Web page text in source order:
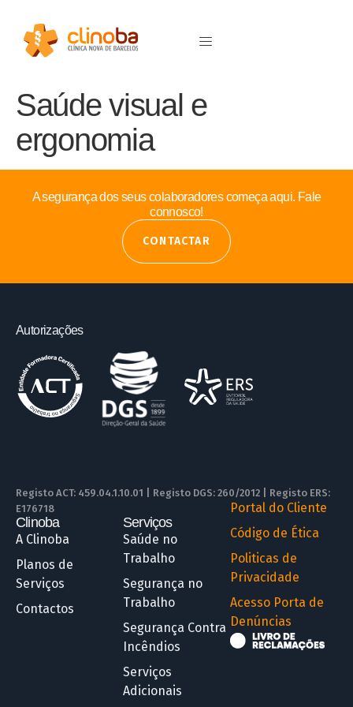
Saúde visual e
ergonomia
A segurança dos seus colaboradores começa aqui. Fale
connosco!
CONTACTAR
Autorizações
Registo ACT: 459.04.1.10.01 | Registo DGS: 260/2012 | Registo ERS:
E176718
Clinoba
A Clinoba
Planos de
Serviços
Contactos
Serviços
Saúde no
Trabalho
Segurança no
Trabalho
Segurança Contra
Incêndios
Serviços
Adicionais
Portal do Cliente
Código de Ética
Politicas de
Privacidade
Acesso Porta de
Denúncias